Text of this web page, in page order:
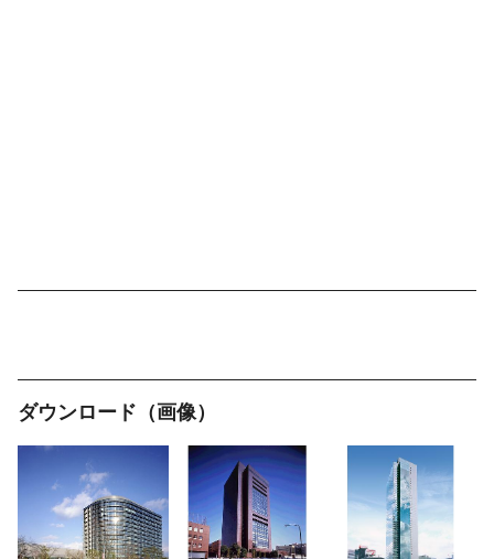
ダウンロード（画像）